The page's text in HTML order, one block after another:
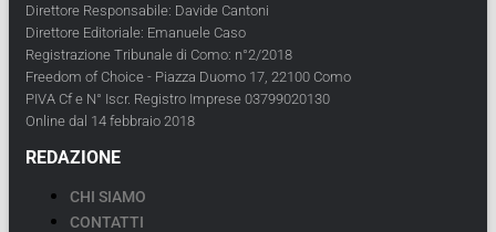
Direttore Responsabile: Davide Cantoni
Direttore Editoriale: Emanuele Caso
Registrazione Tribunale di Como: n°2/2018
Freedom of Choice - Piazza Duomo 17, 22100 Como
PIVA Cf e N° Iscr. Registro Imprese 03799020130
Online dal 14 febbraio 2018
REDAZIONE
CHI SIAMO
CONTATTI